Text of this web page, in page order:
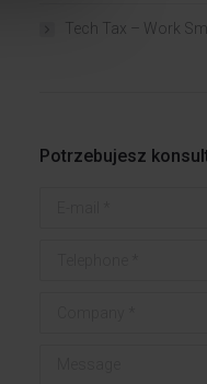
Tech Tax – Work
Potrzebujesz